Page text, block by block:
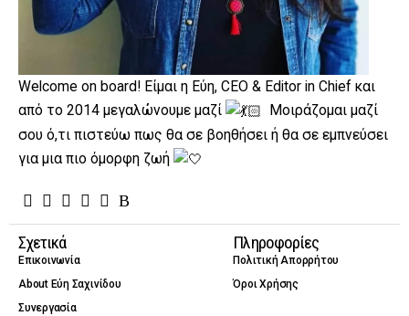
Welcome on board! Είμαι η Εύη, CEO & Editor in Chief και
από το 2014 μεγαλώνουμε μαζί
Μοιράζομαι μαζί
σου ό,τι πιστεύω πως θα σε βοηθήσει ή θα σε εμπνεύσει
για μια πιο όμορφη ζωή
Σχετικά
Επικοινωνία
About Εύη Σαχινίδου
Συνεργασία
Πληροφορίες
Πολιτική Απορρήτου
Όροι Χρήσης